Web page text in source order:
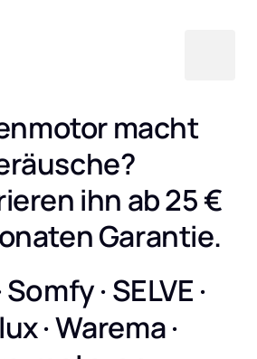
macht
ihn ab 25 €
Garantie.
· SELVE ·
· Warema ·